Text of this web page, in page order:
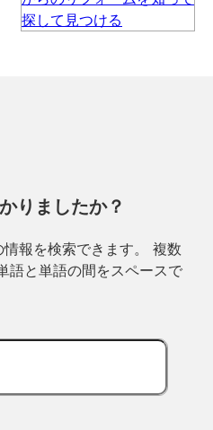
りましたか？
報を検索できます。 複数
語と単語の間をスペースで